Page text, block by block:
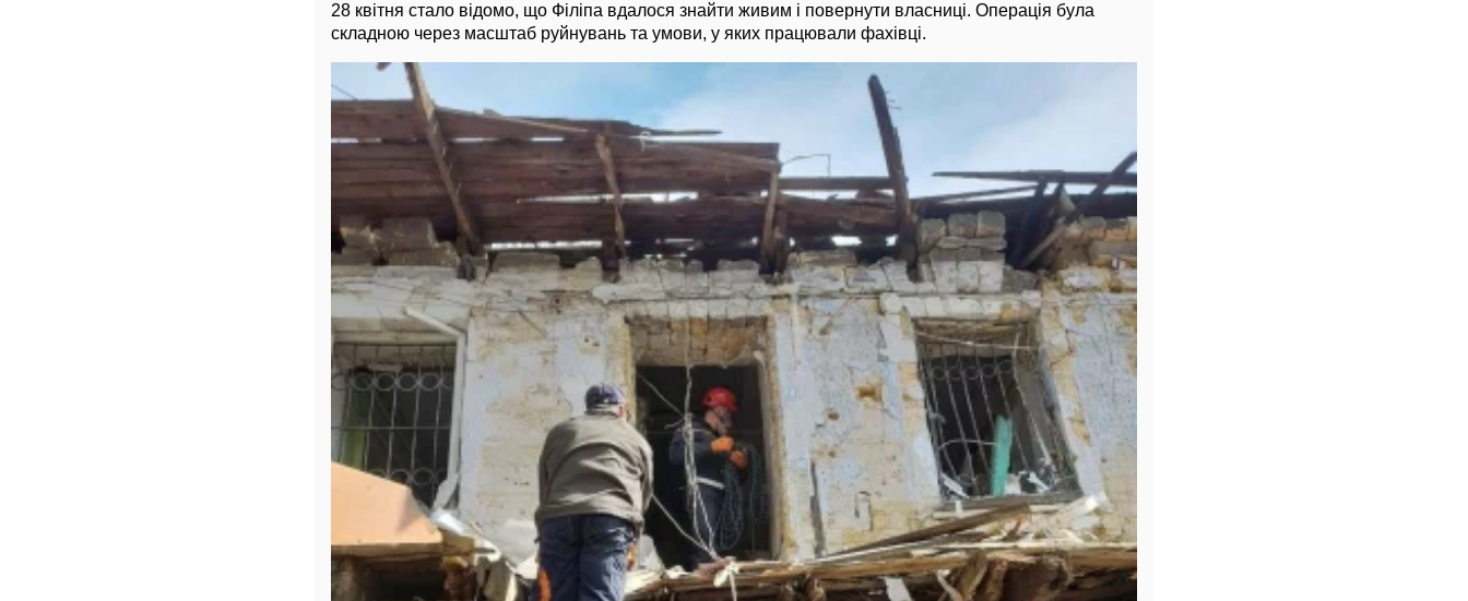
28 квітня стало відомо, що Філіпа вдалося знайти живим і повернути власниці. Операція була
складною через масштаб руйнувань та умови, у яких працювали фахівці.